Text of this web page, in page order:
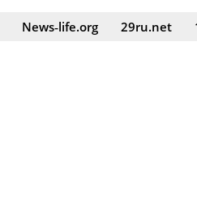
News‑life.org 29ru.net